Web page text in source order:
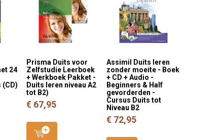
24
Prisma Duits voor
Zelfstudie Leerboek
+ Werkboek Pakket -
Duits leren niveau A2
tot B2)
€ 67,95
Assimil Duits leren
zonder moeite - Boek
+ CD + Audio -
Beginners & Half
gevorderden -
Cursus Duits tot
Niveau B2
€ 72,95